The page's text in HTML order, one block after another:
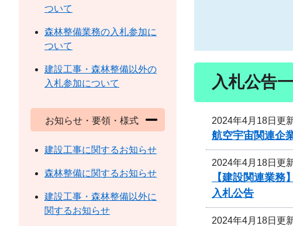
入札公告
2024年4月18日更
航空宇宙関連企
2024年4月18日更
【建設関連業
入札公告
2024年4月18日更
ついて
森林整備業務の入札参加に
ついて
建設工事・森林整備以外の
入札参加について
お知らせ・要領・様式
建設工事に関するお知らせ
森林整備に関するお知らせ
建設工事・森林整備以外に
関するお知らせ